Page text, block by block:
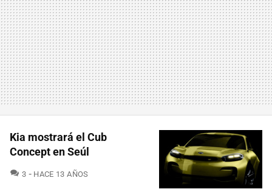
Kia mostrará el Cub
Concept en Seúl
3 COMENTARIOS
HACE 13 AÑOS